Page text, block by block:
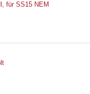
für SS15 NEM